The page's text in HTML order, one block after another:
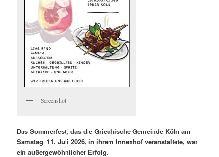
Screenshot
Das Sommerfest, das die Griechische Gemeinde Köln am
Samstag, 11. Juli 2026, in ihrem Innenhof veranstaltete, war
ein außergewöhnlicher Erfolg.